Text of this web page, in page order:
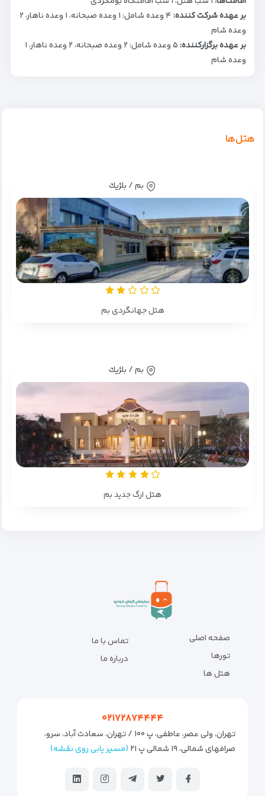
بر عهده شرکت کننده:
۴ وعده شامل: ۱ وعده صبحانه، ۱ وعده ناهار، ۲
وعده شام
بر عهده برگزارکننده:
۵ وعده شامل: ۲ وعده صبحانه، ۲ وعده ناهار، ۱
وعده شام
هتل‌ها
بم / بلژيك
هتل جهانگردی بم
بم / بلژيك
هتل ارگ جدید بم
صفحه اصلی
تورها
هتل ها
تماس با ما
درباره ما
۰۲۱۷۲۸۷۴۴۴۴
تهران، ولی عصر، عاطفی، پ ۱۰۰ / تهران، سعادت آباد، سرو،
صرافهای شمالی، ۱۹ شمالی پ ۲۱
(مسیر یابی روی نقشه)